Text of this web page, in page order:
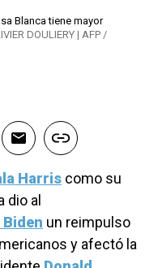
Blanca tiene mayor
DOULIERY | AFP /
Harris como su
dio al
Biden un reimpulso
y afectó la